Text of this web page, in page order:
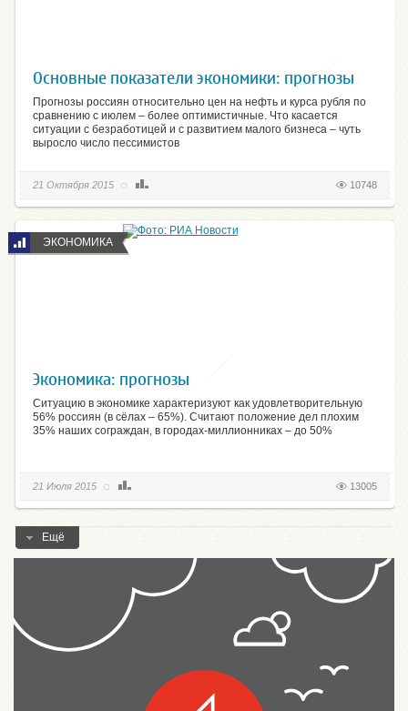
Основные показатели экономики: прогнозы
Прогнозы россиян относительно цен на нефть и курса рубля по
сравнению с июлем – более оптимистичные. Что касается
ситуации с безработицей и с развитием малого бизнеса – чуть
выросло число пессимистов
10748
21 Октября 2015
ЭКОНОМИКА
Экономика: прогнозы
Ситуацию в экономике характеризуют как удовлетворительную
56% россиян (в сёлах – 65%). Считают положение дел плохим
35% наших сограждан, в городах-миллионниках – до 50%
13005
21 Июля 2015
Ещё